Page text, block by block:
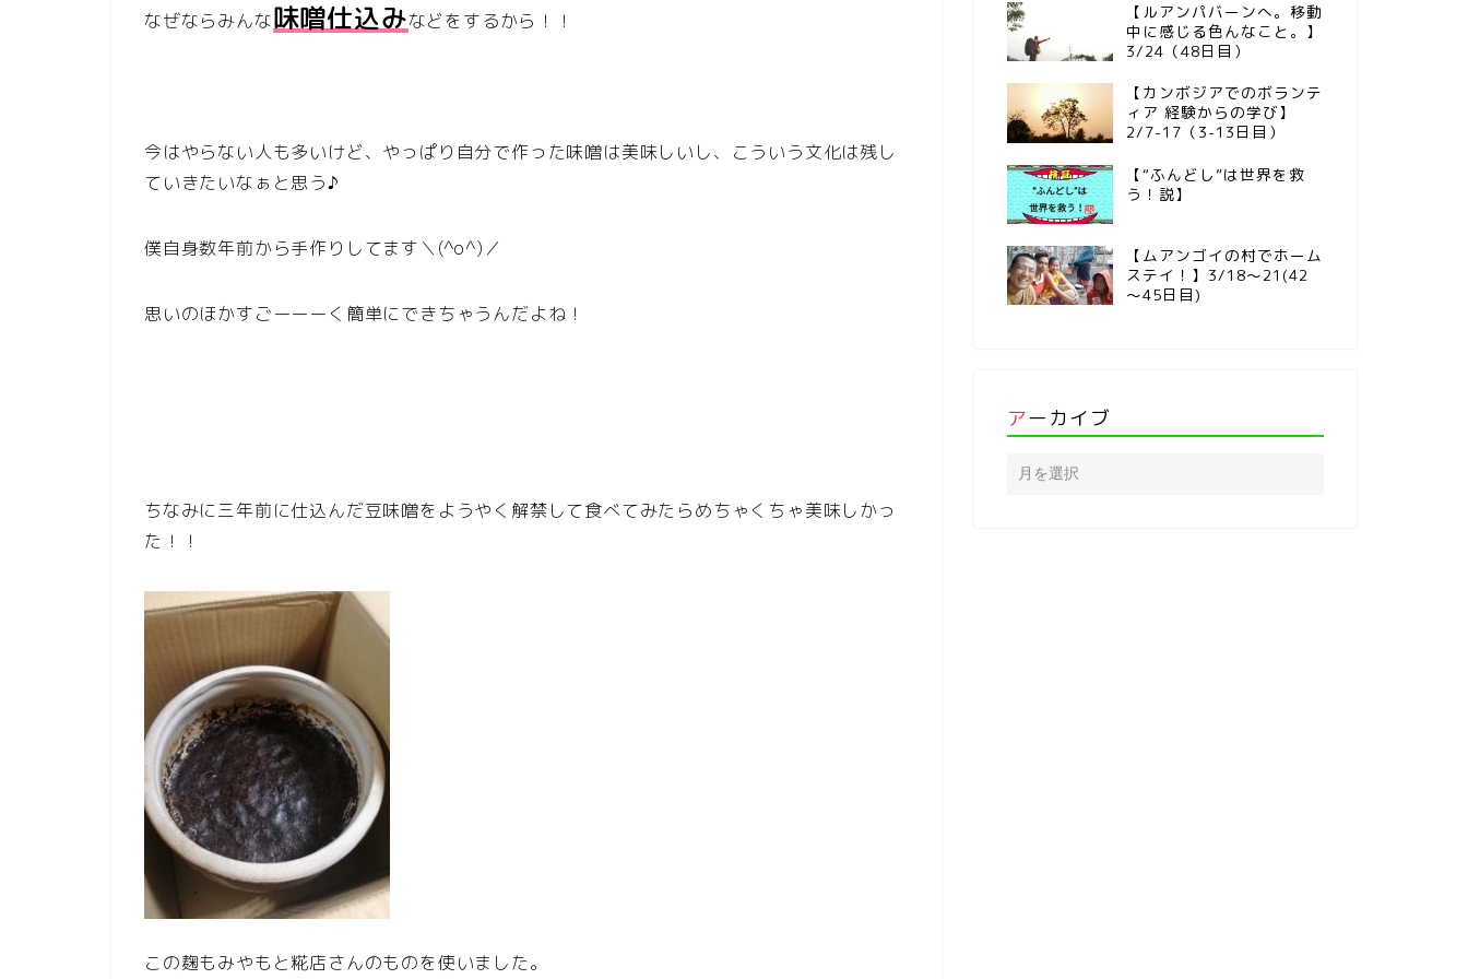
なぜならみんな味噌仕込みなどをするから！！
今はやらない人も多いけど、やっぱり自分で作った味噌は美味しいし、こういう文化は残し
ていきたいなぁと思う♪
僕自身数年前から手作りしてます＼(^o^)／
思いのほかすごーーーく簡単にできちゃうんだよね！
ちなみに三年前に仕込んだ豆味噌をようやく解禁して食べてみたらめちゃくちゃ美味しかっ
た！！
この麹もみやもと糀店さんのものを使いました。
【ルアンパバーンへ。移動
中に感じる色んなこと。】
3/24（48日目）
【カンボジアでのボランテ
ィア 経験からの学び】
2/7-17（3-13日目）
【“ふんどし”は世界を救
う！説】
【ムアンゴイの村でホーム
ステイ！】3/18～21(42
～45日目)
アーカイブ